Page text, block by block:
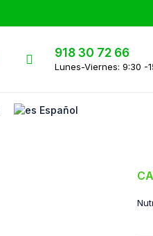
918 30 72 66
Lunes-Viernes: 9:30 -
Español